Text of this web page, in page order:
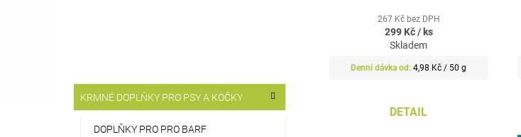
kategorie
KRMNÉ DOPLŇKY PRO PSY A KOČKY
DOPLŇKY PRO PRO BARF
267 Kč bez DPH
299 Kč/ ks
Skladem
Měrná
4,98 Kč / 50 g
DETAIL